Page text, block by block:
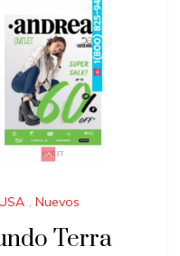
, Nuevos
Terra